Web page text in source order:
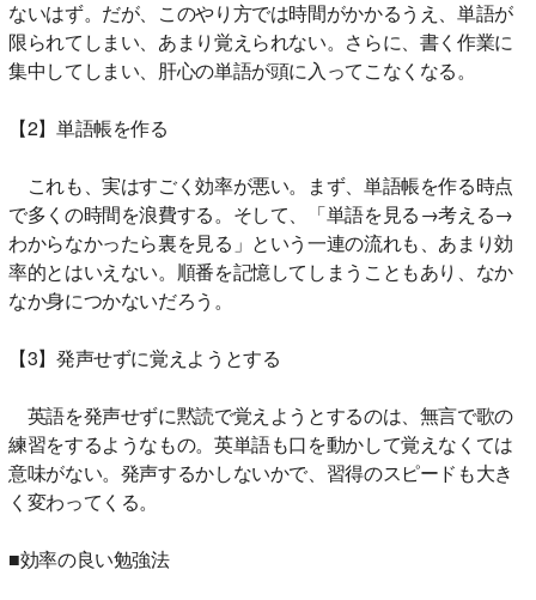
ないはず。だが、このやり方では時間がかかるうえ、単語が
限られてしまい、あまり覚えられない。さらに、書く作業に
集中してしまい、肝心の単語が頭に入ってこなくなる。
【2】単語帳を作る
これも、実はすごく効率が悪い。まず、単語帳を作る時点
で多くの時間を浪費する。そして、「単語を見る→考える→
わからなかったら裏を見る」という一連の流れも、あまり効
率的とはいえない。順番を記憶してしまうこともあり、なか
なか身につかないだろう。
【3】発声せずに覚えようとする
英語を発声せずに黙読で覚えようとするのは、無言で歌の
練習をするようなもの。英単語も口を動かして覚えなくては
意味がない。発声するかしないかで、習得のスピードも大き
く変わってくる。
■効率の良い勉強法